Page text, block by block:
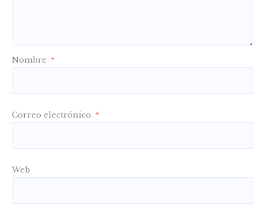
Nombre *
Correo electrónico *
Web